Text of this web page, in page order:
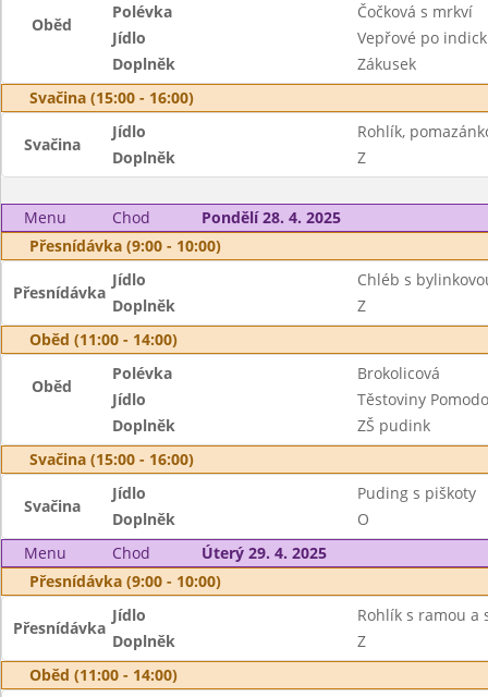
Oběd
Polévka
Čočková s mrkví
Jídlo
Vepřové po
Doplněk
Zákusek
Svačina (15:00 - 16:00)
Svačina
Jídlo
Rohlík,
Doplněk
Z
Menu Chod
Pondělí 28. 4. 2025
Přesnídávka (9:00 - 10:00)
Přesnídávka
Jídlo
Chléb s
Doplněk
Z
Oběd (11:00 - 14:00)
Oběd
Polévka
Brokolicová
Jídlo
Těstoviny
Doplněk
ZŠ pudink
Svačina (15:00 - 16:00)
Svačina
Jídlo
Puding s piškoty
Doplněk
O
Menu
Chod
Úterý 29. 4. 2025
Přesnídávka (9:00 - 10:00)
Přesnídávka
Jídlo
Rohlík s ramou a
Doplněk
Z
Oběd (11:00 - 14:00)